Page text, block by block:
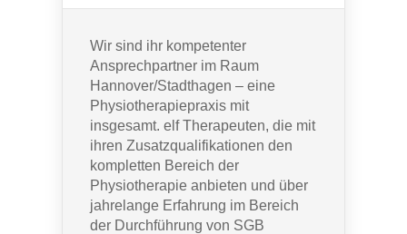
Wir sind ihr kompetenter
Ansprechpartner im Raum
Hannover/Stadthagen – eine
Physiotherapiepraxis mit
insgesamt. elf Therapeuten, die mit
ihren Zusatzqualifikationen den
kompletten Bereich der
Physiotherapie anbieten und über
jahrelange Erfahrung im Bereich
der Durchführung von SGB